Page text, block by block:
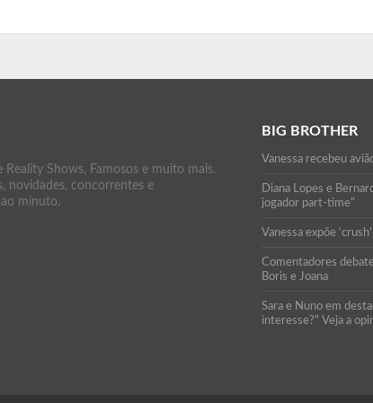
Reality Shows, Famosos e muito mais.
novidades, concorrentes e
minuto.
BIG BROTHER
Vanessa recebeu
Diana Lopes e
jogador part-time”
Vanessa expõe
Comentadores
Boris e Joana
Sara e Nuno em
interesse?” Veja a